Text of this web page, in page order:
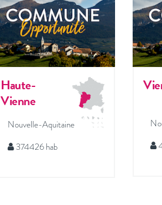
Haute-
Vienne
Nouvelle-Aquitaine
374426 hab